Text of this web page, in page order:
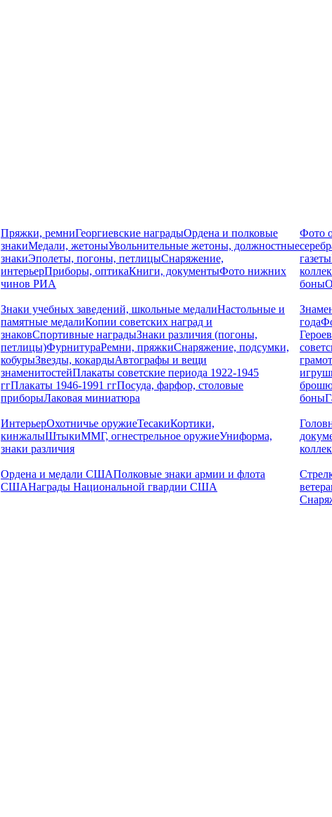
Пряжки, ремниГеоргиевские наградыОрдена и полковые
знакиМедали, жетоныУвольнительные жетоны, должностные
знакиЭполеты, погоны, петлицыСнаряжение,
интерьерПриборы, оптикаКниги, документыФото нижних
чинов РИА
Фото
газеты
боны
Знаки учебных заведений, школьные медалиНастольные и
памятные медалиКопии советских наград и
знаковСпортивные наградыЗнаки различия (погоны,
петлицы)ФурнитураРемни, пряжкиСнаряжение, подсумки,
кобурыЗвезды, кокардыАвтографы и вещи
знаменитостейПлакаты советские периода 1922-1945
ггПлакаты 1946-1991 ггПосуда, фарфор, столовые
приборыЛаковая миниатюра
года
боны
ИнтерьерОхотничье оружиеТесакиКортики,
кинжалыШтыкиММГ, огнестрельное оружиеУниформа,
знаки различия
Ордена и медали СШАПолковые знаки армии и флота
СШАНаграды Национальной гвардии США